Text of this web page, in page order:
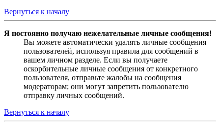
Вернуться к началу
Я постоянно получаю нежелательные личные сообщения!
Вы можете автоматически удалять личные сообщения
пользователей, используя правила для сообщений в
вашем личном разделе. Если вы получаете
оскорбительные личные сообщения от конкретного
пользователя, отправьте жалобы на сообщения
модераторам; они могут запретить пользователю
отправку личных сообщений.
Вернуться к началу